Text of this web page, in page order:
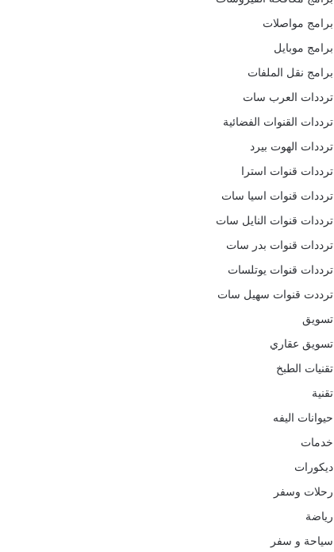
برامج مواصلات
برامج موبايل
برامج نقل الملفات
ترددات العرب سات
ترددات القنوات الفضائية
ترددات الهوت بيرد
ترددات قنوات استرا
ترددات قنوات اسيا سات
ترددات قنوات النايل سات
ترددات قنوات بدر سات
ترددات قنوات يوتلسات
ترددت قنوات سهيل سات
تسويق
تسويق عقاري
تقنيات الطبخ
تقنية
حيوانات اليفه
خدمات
ديكورات
رحلات وسفر
رياضة
سياحة و سفر